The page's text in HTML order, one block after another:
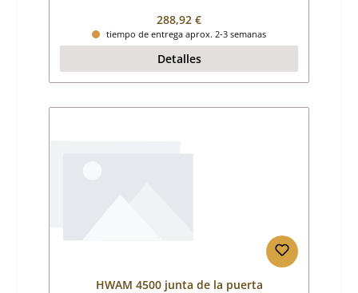
Precio normal:
288,92 €
tiempo de entrega aprox. 2-3 semanas
Detalles
HWAM 4500 junta de la puerta